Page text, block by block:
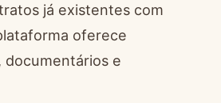
já existentes com
oferece
e